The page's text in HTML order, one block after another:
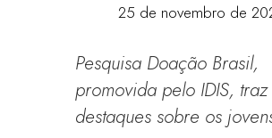
25 de novembro de
Pesquisa Doação Brasil,
promovida pelo IDIS, traz
destaques sobre os